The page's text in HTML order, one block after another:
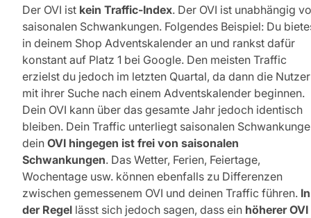
Der OVI ist kein Traffic-Index. Der OVI ist unabhängig
saisonalen Schwankungen. Folgendes Beispiel: Du
in deinem Shop Adventskalender an und rankst dafür
konstant auf Platz 1 bei Google. Den meisten Traffic
erzielst du jedoch im letzten Quartal, da dann die Nutzer
mit ihrer Suche nach einem Adventskalender beginnen.
Dein OVI kann über das gesamte Jahr jedoch identisch
bleiben. Dein Traffic unterliegt saisonalen
dein OVI hingegen ist frei von saisonalen
Schwankungen. Das Wetter, Ferien, Feiertage,
Wochentage usw. können ebenfalls zu Differenzen
zwischen gemessenem OVI und deinen Traffic führen. In
der Regel lässt sich jedoch sagen, dass ein höherer OVI